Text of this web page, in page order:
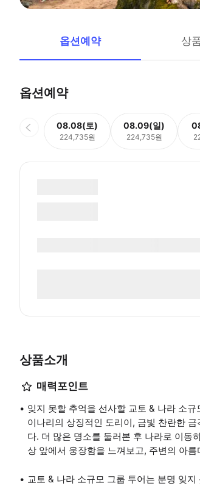
옵션예약 상
옵션예약
08.08(토)
224,735원
08.09(일)
224,735원
상품소개
매력포인트
잊지 못할 추억을 선사할 교토 & 나라 소
이나리의 상징적인 도리이, 금빛 찬란한
다. 더 많은 명소를 둘러본 후 나라로 이동
상 앞에서 웅장함을 느껴보고, 주변의 아
교토 & 나라 소규모 그룹 투어는 분명 잊